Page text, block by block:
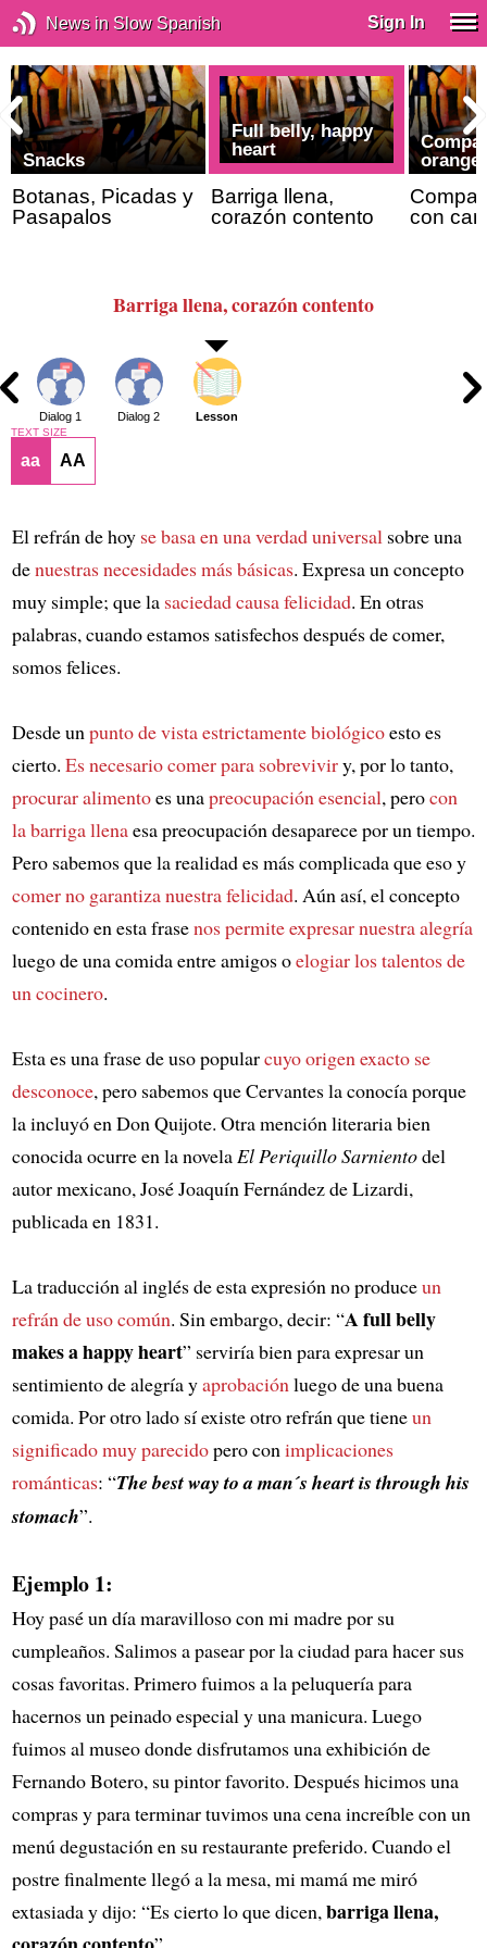
News in Slow Spanish Sign In
Snacks
Botanas, Picadas y
Pasapalos
Full belly, happy
heart
Barriga llena,
corazón contento
con
Barriga llena, corazón contento
Dialog 1 Dialog 2 Lesson
TEXT SIZE
aa AA
El refrán de hoy se basa en una verdad universal sobre una
denuestras necesidades más básicas. Expresa un concepto
muy simple; que la saciedad causa felicidad. En otras
palabras, cuando estamos satisfechos después de comer,
somos felices.
Desde un punto de vista estrictamente biológicoesto es
cierto. Es necesario comer para sobreviviry, por lo tanto,
procurar alimentoes unapreocupación esencial, perocon
la barriga llenaesa preocupación desaparece por un tiempo.
Pero sabemos que la realidad es más complicada que eso y
comer no garantiza nuestra felicidad. Aún así, el concepto
contenido en esta frasenos permite expresar nuestra alegría
luego de una comida entre amigos oelogiar los talentos de
un cocinero.
Esta es una frase de uso popularcuyo origen exacto se
desconoce, pero sabemos que Cervantes la conocía porque
la incluyó en Don Quijote. Otra mención literaria bien
conocida ocurre en la novela El Periquillo Sarnientodel
autor mexicano, José Joaquín Fernández de Lizardi,
publicada en 1831.
La traducción al inglés de esta expresión no produceun
refrán de uso común. Sin embargo, decir: “A full belly
makes a happy heart” serviría bien para expresar un
sentimiento de alegría yaprobación luego de una buena
comida. Por otro lado sí existe otro refrán que tieneun
significado muy parecidopero con implicaciones
románticas: “The best way to a man´s heart is through his
stomach”.
Ejemplo 1:
Hoy pasé un día maravilloso con mi madre por su
cumpleaños. Salimos a pasear por la ciudad para hacer sus
cosas favoritas. Primero fuimos a la peluquería para
hacernos un peinado especial y una manicura. Luego
fuimos al museo donde disfrutamos una exhibición de
Fernando Botero, su pintor favorito. Después hicimos una
compras y para terminar tuvimos una cena increíble con un
menú degustación en su restaurante preferido. Cuando el
postre finalmente llegó a la mesa, mi mamá me miró
extasiada y dijo: “Es cierto lo que dicen, barriga llena,